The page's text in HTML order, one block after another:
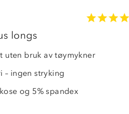
longs
uten bruk av tøymykner
– ingen stryking
og 5% spandex